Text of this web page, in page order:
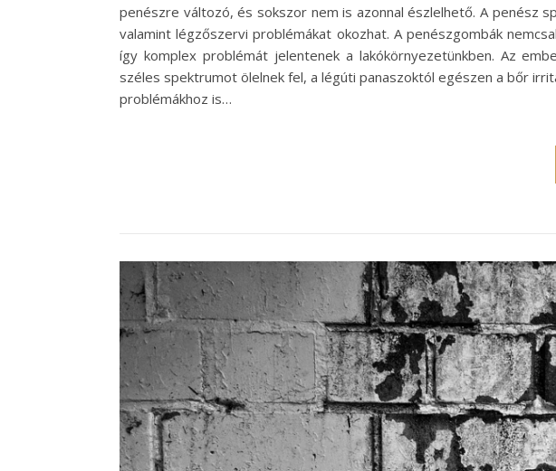
penészre változó, és sokszor nem is azonnal észlelhető. A penész
valamint légzőszervi problémákat okozhat. A penészgombák
így komplex problémát jelentenek a lakókörnyezetünkben. Az
széles spektrumot ölelnek fel, a légúti panaszoktól egészen a bőr
problémákhoz is…